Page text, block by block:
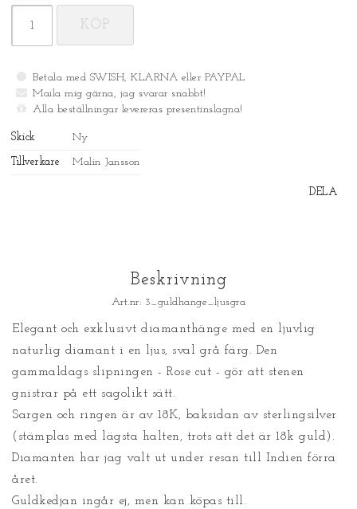
KÖP
Betala med SWISH, KLARNA eller PAYPAL
Maila mig gärna, jag svarar snabbt!
Alla beställningar levereras presentinslagna!
Skick Ny
Tillverkare Malin Jansson
DELA
Beskrivning
Art.nr: 3_guldhange_ljusgra
Elegant och exklusivt diamanthänge med en ljuvlig
naturlig diamant i en ljus, sval grå färg. Den
gammaldags slipningen - Rose cut - gör att stenen
gnistrar på ett sagolikt sätt.
Sargen och ringen är av 18K, baksidan av sterlingsilver
(stämplas med lägsta halten, trots att det är 18k guld).
Diamanten har jag valt ut under resan till Indien förra
året.
Guldkedjan ingår ej, men kan köpas till.